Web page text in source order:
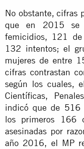
No obstante, cifras
que en 2015 se
femicidios, 121 de
132 intentos; el
mujeres de entre
cifras contrastan
según los cuales,
Científicas,
indicó que de 516
los primeros 166
asesinadas por
año 2016, el MP